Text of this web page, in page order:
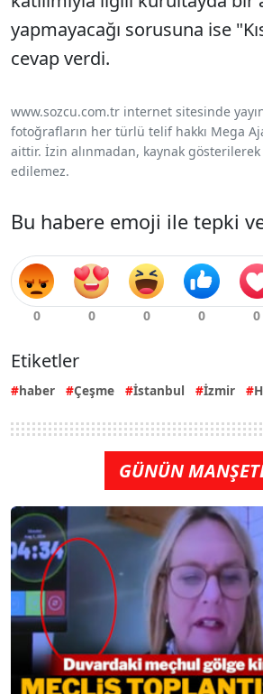
yapmayacağı sorusuna ise
cevap verdi.
www.sozcu.com.tr internet sitesinde
fotoğrafların her türlü telif hakkı Mega
aittir. İzin alınmadan, kaynak
edilemez.
Bu habere emoji ile tepki
Etiketler
haber Çeşme İstanbul İzmir
GÜNÜN